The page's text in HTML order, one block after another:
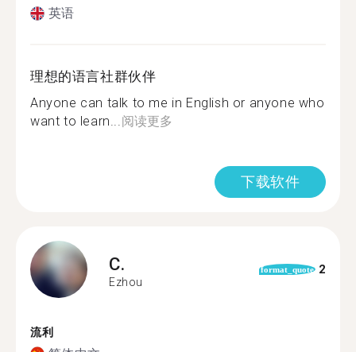
英语
理想的语言社群伙伴
Anyone can talk to me in English or anyone who
want to learn...阅读更多
下载软件
C.
Ezhou
format_quote 2
流利